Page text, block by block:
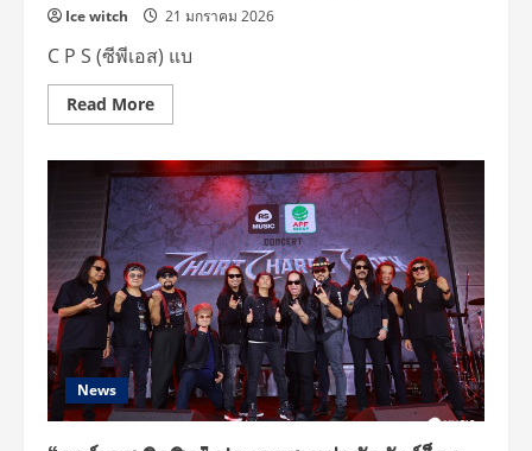
Ice witch 21 มกราคม 2026
C P S (ซีพีเอส) แบ
Read MoreRead
more
P
S
Denim
Rebellion”
คอ
ล
ลา
บอ
เรชั่น
สุด
ขบถ
อบ
เดนิ
มดี
News